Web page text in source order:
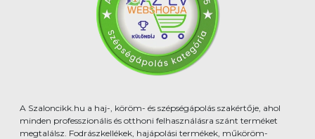
A Szaloncikk.hu a haj-, köröm- és szépségápolás szakértője, ahol
minden professzionális és otthoni felhasználásra szánt terméket
megtalálsz. Fodrászkellékek, hajápolási termékek, műköröm-